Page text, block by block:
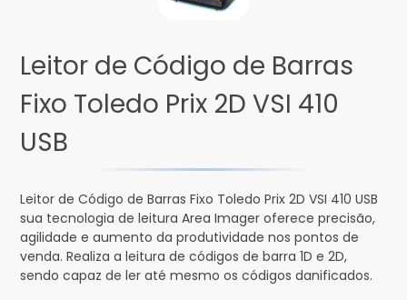
Leitor de Código de Barras
Fixo Toledo Prix 2D VSI 410
USB
Leitor de Código de Barras Fixo Toledo Prix 2D VSI 410 USB
sua tecnologia de leitura Area Imager oferece precisão,
agilidade e aumento da produtividade nos pontos de
venda. Realiza a leitura de códigos de barra 1D e 2D,
sendo capaz de ler até mesmo os códigos danificados.